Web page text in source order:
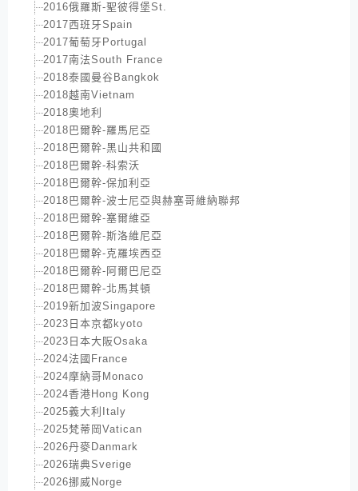
2016俄羅斯-聖彼得堡St.
2017西班牙Spain
2017葡萄牙Portugal
2017南法South France
2018泰國曼谷Bangkok
2018越南Vietnam
2018奧地利
2018巴爾幹-羅馬尼亞
2018巴爾幹-黑山共和國
2018巴爾幹-科索沃
2018巴爾幹-保加利亞
2018巴爾幹-波士尼亞與赫塞哥維納聯邦
2018巴爾幹-塞爾維亞
2018巴爾幹-斯洛維尼亞
2018巴爾幹-克羅埃西亞
2018巴爾幹-阿爾巴尼亞
2018巴爾幹-北馬其頓
2019新加波Singapore
2023日本京都kyoto
2023日本大阪Osaka
2024法國France
2024摩納哥Monaco
2024香港Hong Kong
2025義大利Italy
2025梵蒂岡Vatican
2026丹麥Danmark
2026瑞典Sverige
2026挪威Norge